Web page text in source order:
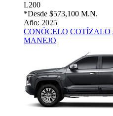
L200
*Desde $573,100 M.N.
Año: 2025
CONÓCELO COTÍZALO
MANEJO